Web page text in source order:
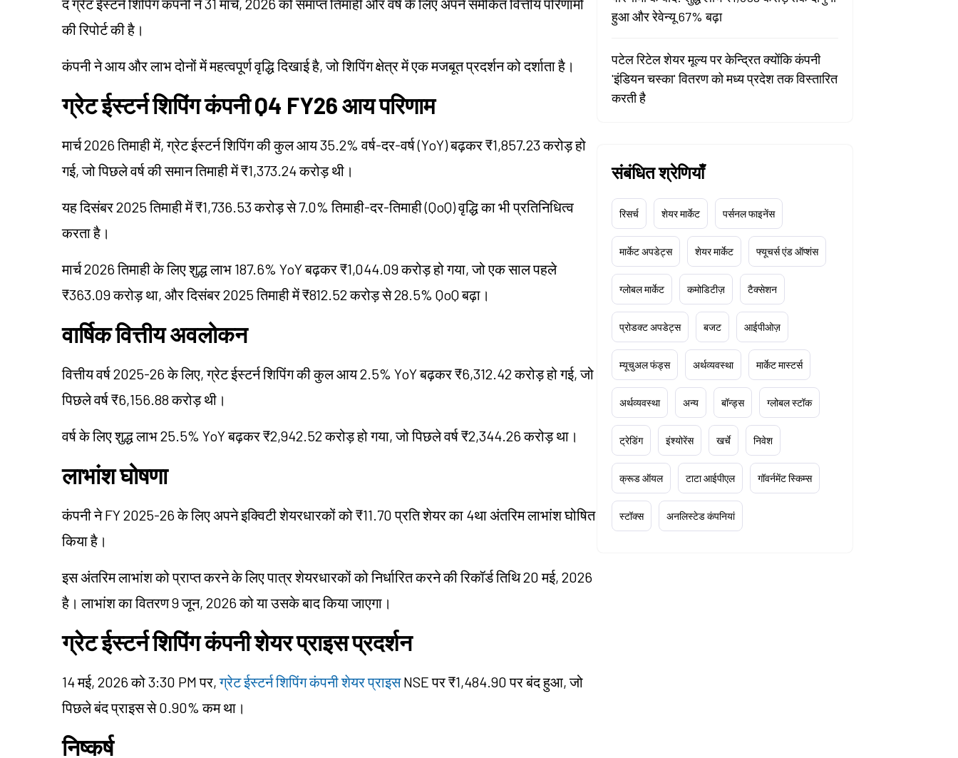
द ग्रेट ईस्टर्न शिपिंग कंपनी ने 31 मार्च, 2026 को समाप्त तिमाही और वर्ष के लिए अपने समेकित वित्तीय परिणामों
की रिपोर्ट की है।
कंपनी ने आय और लाभ दोनों में महत्वपूर्ण वृद्धि दिखाई है, जो शिपिंग क्षेत्र में एक मजबूत प्रदर्शन को दर्शाता है।
ग्रेट ईस्टर्न शिपिंग कंपनी Q4 FY26 आय परिणाम
मार्च 2026 तिमाही में, ग्रेट ईस्टर्न शिपिंग की कुल आय 35.2% वर्ष-दर-वर्ष (YoY) बढ़कर ₹1,857.23 करोड़ हो
गई, जो पिछले वर्ष की समान तिमाही में ₹1,373.24 करोड़ थी।
यह दिसंबर 2025 तिमाही में ₹1,736.53 करोड़ से 7.0% तिमाही-दर-तिमाही (QoQ) वृद्धि का भी प्रतिनिधित्व
करता है।
मार्च 2026 तिमाही के लिए शुद्ध लाभ 187.6% YoY बढ़कर ₹1,044.09 करोड़ हो गया, जो एक साल पहले
₹363.09 करोड़ था, और दिसंबर 2025 तिमाही में ₹812.52 करोड़ से 28.5% QoQ बढ़ा।
वार्षिक वित्तीय अवलोकन
वित्तीय वर्ष 2025-26 के लिए, ग्रेट ईस्टर्न शिपिंग की कुल आय 2.5% YoY बढ़कर ₹6,312.42 करोड़ हो गई, जो
पिछले वर्ष ₹6,156.88 करोड़ थी।
वर्ष के लिए शुद्ध लाभ 25.5% YoY बढ़कर ₹2,942.52 करोड़ हो गया, जो पिछले वर्ष ₹2,344.26 करोड़ था।
लाभांश घोषणा
कंपनी ने FY 2025-26 के लिए अपने इक्विटी शेयरधारकों को ₹11.70 प्रति शेयर का 4था अंतरिम लाभांश घोषित
किया है।
इस अंतरिम लाभांश को प्राप्त करने के लिए पात्र शेयरधारकों को निर्धारित करने की रिकॉर्ड तिथि 20 मई, 2026
है। लाभांश का वितरण 9 जून, 2026 को या उसके बाद किया जाएगा।
ग्रेट ईस्टर्न शिपिंग कंपनी शेयर प्राइस प्रदर्शन
14 मई, 2026 को 3:30 PM पर,ग्रेट ईस्टर्न शिपिंग कंपनी शेयर प्राइसNSE पर ₹1,484.90 पर बंद हुआ, जो
पिछले बंद प्राइस से 0.90% कम था।
निष्कर्ष
हुआ और रेवेन्यू 67% बढ़ा
पटेल रिटेल शेयर मूल्य पर केन्द्रित क्योंकि कंपनी
'इंडियन चस्का' वितरण को मध्य प्रदेश तक विस्तारित
करती है
संबंधित श्रेणियाँ
रिसर्च शेयर मार्केट पर्सनल फाइनेंस
मार्केट अपडेट्स शेयर मार्केट फ्यूचर्स एंड ऑप्शंस
ग्लोबल मार्केट कमोडिटीज़ टैक्सेशन
प्रोडक्ट अपडेट्स बजट आईपीओज़
म्यूचुअल फंड्स अर्थव्यवस्था मार्केट मास्टर्स
अर्थव्यवस्था अन्य बॉन्ड्स ग्लोबल स्टॉक
ट्रेडिंग इंश्योरेंस खर्चे निवेश
क्रूड ऑयल टाटा आईपीएल गॉवर्नमेंट स्किम्स
स्टॉक्स अनलिस्टेड कंपनियां